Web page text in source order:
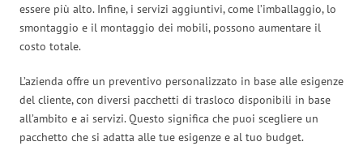
essere più alto. Infine, i servizi aggiuntivi, come l’imballaggio, lo
smontaggio e il montaggio dei mobili, possono aumentare il
costo totale.
L’azienda offre un preventivo personalizzato in base alle esigenze
del cliente, con diversi pacchetti di trasloco disponibili in base
all’ambito e ai servizi. Questo significa che puoi scegliere un
pacchetto che si adatta alle tue esigenze e al tuo budget.